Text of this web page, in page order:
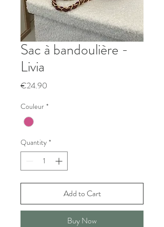
Sac à bandoulière -
Livia
€24.90
Couleur *
Quantity *
Add to Cart
Buy Now